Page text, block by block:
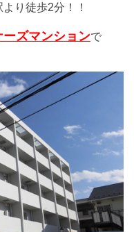
り徒歩2分！！
ズマンションで